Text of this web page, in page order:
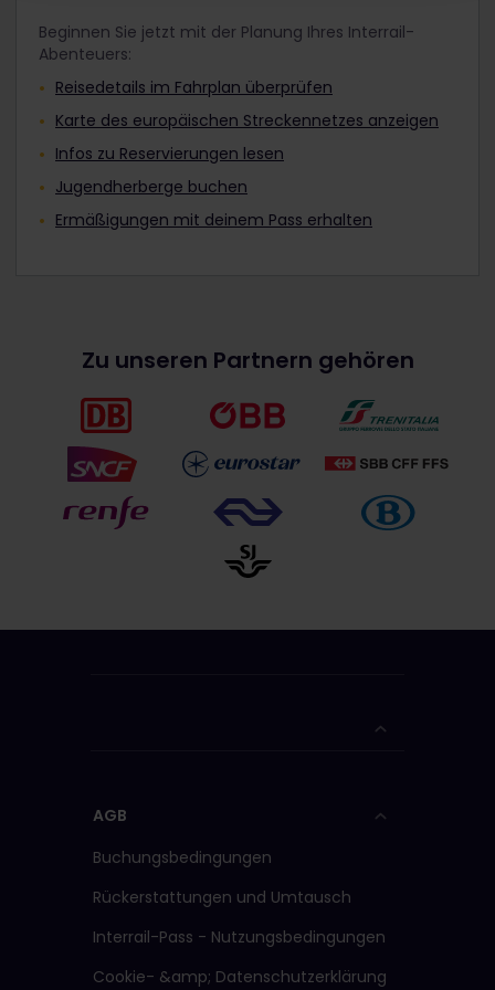
Beginnen Sie jetzt mit der Planung Ihres Interrail-
Abenteuers:
Reisedetails im Fahrplan überprüfen
Karte des europäischen Streckennetzes anzeigen
Infos zu Reservierungen lesen
Jugendherberge buchen
Ermäßigungen mit deinem Pass erhalten
Zu unseren Partnern gehören
AGB
Buchungsbedingungen
Rückerstattungen und Umtausch
Interrail-Pass - Nutzungsbedingungen
Cookie- &amp; Datenschutzerklärung